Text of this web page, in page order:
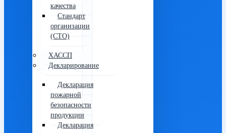
качества
Стандарт
организации
(СТО)
ХАССП
Декларирование
Декларация
пожарной
безопасности
продукции
Декларация